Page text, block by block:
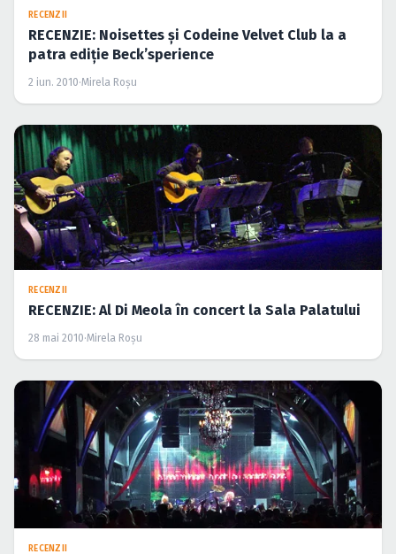
RECENZII
RECENZIE: Noisettes şi Codeine Velvet Club la a
patra ediţie Beck’sperience
2 iun. 2010·Mirela Roşu
RECENZII
RECENZIE: Al Di Meola în concert la Sala Palatului
28 mai 2010·Mirela Roşu
RECENZII